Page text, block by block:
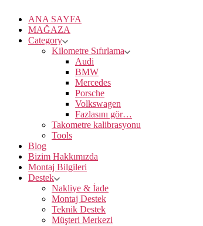
ANA SAYFA
MAĞAZA
Category
Kilometre Sıfırlama
Audi
BMW
Mercedes
Porsche
Volkswagen
Fazlasını gör…
Takometre kalibrasyonu
Tools
Blog
Bizim Hakkımızda
Montaj Bilgileri
Destek
Nakliye & İade
Montaj Destek
Teknik Destek
Müşteri Merkezi